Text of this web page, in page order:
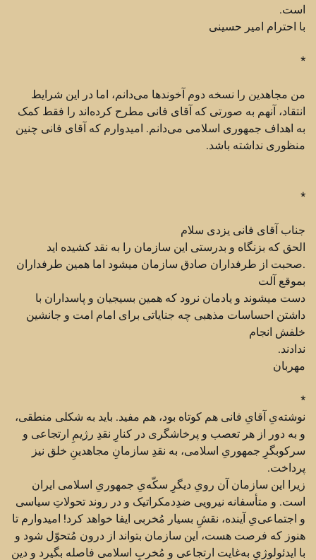
است.
با احترام امير حسينی
*
من مجاهدین را نسخه دوم آخوندها می‌دانم، اما در این شرایط
انتقاد، آنهم به صورتی که آقای فانی مطرح کرده‌اند را فقط کمک
به اهداف جمهوری اسلامی می‌دانم. امیدوارم که آقای فانی چنین
منظوری نداشته باشد.
*
جناب آقای فانی یزدی سلام
الحق که بزنگاه و بدرستی این سازمان را به نقد کشیده اید
.صحبت از طرفداران صادق سازمان میشود اما همین طرفداران
بموقع آلت
دست میشوند و یادمان نرود که همین بسیجیان و پاسداران با
داشتن احساسات مذهبی چه جنایاتی برای امام امت و جانشین
خلفش انجام
ندادند.
مهربان
*
نوشته‌یِ آقایِ فانی هم کوتاه بود، هم مفید. باید به شکلی منطقی،
و به دور از هر تعصب و پرخاشگری در کنارِ نقدِ رژیمِ ارتجاعی و
سرکوبگرِ جمهوریِ اسلامی، به نقدِ سازمانِ مجاهدینِ خلق نیز
پرداخت.
زیرا این سازمان آن رویِ دیگرِ سکّه‌یِ جمهوریِ اسلامی ایران
است. و متأسفانه نیرویی ضدِ‌دمکراتیک و در روند تحولاتِ سیاسی
و اجتماعی‌یِ آینده، نقشِ بسیار مُخربی ایفا خواهد کرد! امیدوارم تا
هنوز که فرصت هست، این سازمان بتواند از درون مُتحوّل شود و
با ایدئولوژیِ به‌غایت ارتجاعی و مُخربِ اسلامی فاصله بگیرد و دین